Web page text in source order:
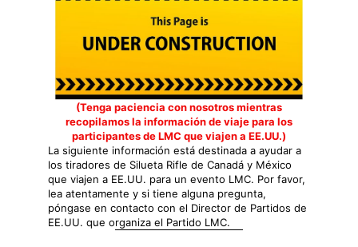
(Tenga paciencia con nosotros mientras
recopilamos la información de viaje para los
participantes de LMC que viajen a EE.UU.)
La siguiente información está destinada a ayudar a
los tiradores de Silueta Rifle de Canadá y México
que viajen a EE.UU. para un evento LMC. Por favor,
lea atentamente y si tiene alguna pregunta,
póngase en contacto con el Director de Partidos de
EE.UU. que organiza el Partido LMC.